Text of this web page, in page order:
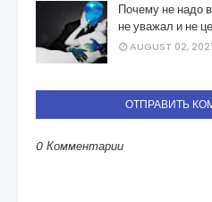
Почему не надо
не уважал и не
AUGUST 02, 2021
ОТПРАВИТЬ
0 Комментарии